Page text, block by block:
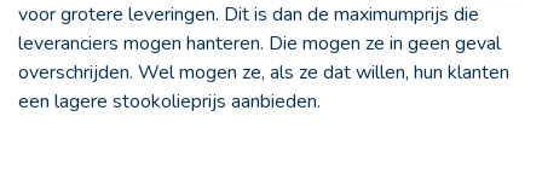
voor grotere leveringen. Dit is dan de maximumprijs die
leveranciers mogen hanteren. Die mogen ze in geen geval
overschrijden. Wel mogen ze, als ze dat willen, hun klanten
een lagere stookolieprijs aanbieden.